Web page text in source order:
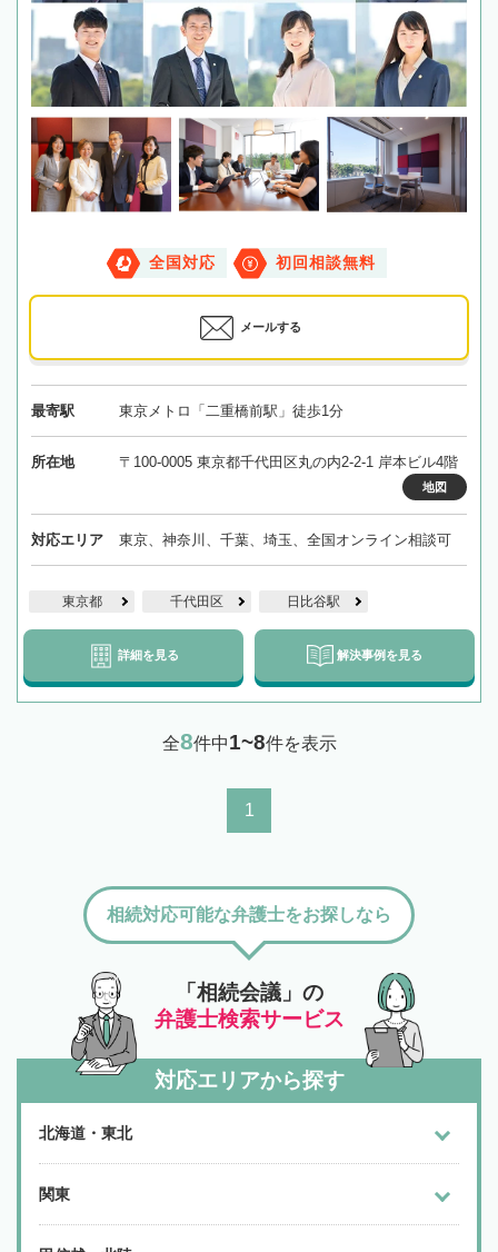
全国対応 初回相談無料
メールする
最寄駅 東京メトロ「二重橋前駅」徒歩1分
所在地 〒100-0005 東京都千代田区丸の内2-2-1 岸本ビル4階
地図
対応エリア 東京、神奈川、千葉、埼玉、全国オンライン相談可
東京都 千代田区 日比谷駅
詳細を見る 解決事例を見る
全8件中1~8件を表示
1
「相続会議」の
弁護士検索サービス
相続対応可能な弁護士をお探しなら
対応エリアから探す
北海道・東北
関東